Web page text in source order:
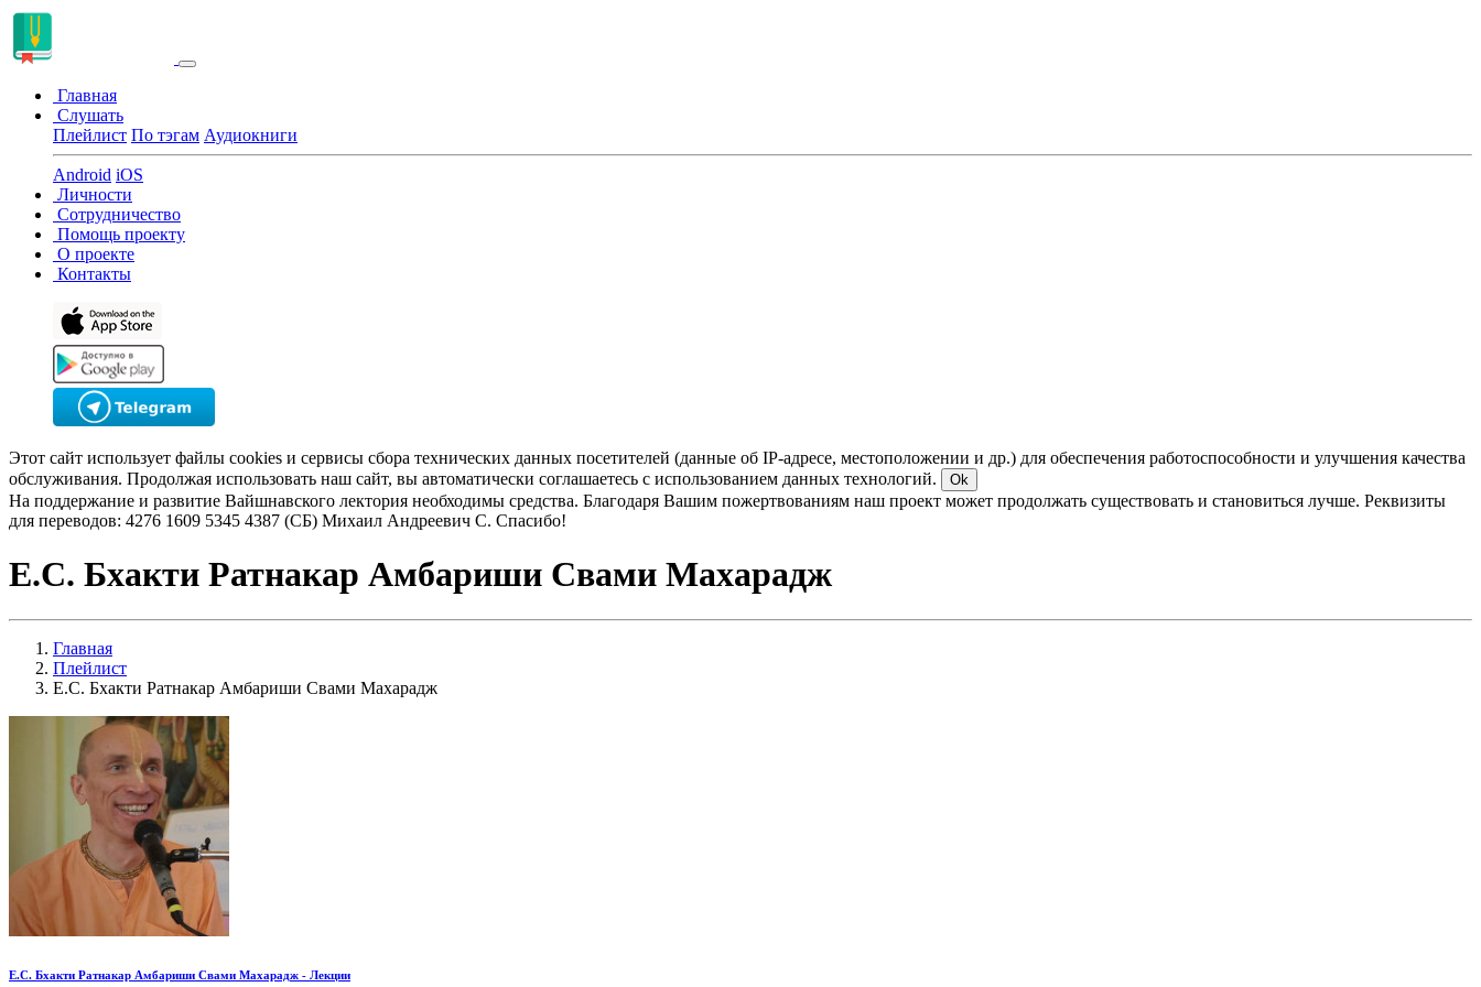
Главная
Слушать
Плейлист По тэгам Аудиокниги
Android iOS
Личности
Сотрудничество
Помощь проекту
О проекте
Контакты
Этот сайт использует файлы cookies и сервисы сбора технических данных посетителей (данные об IP-адресе, местоположении и др.) для обеспечения работоспособности и улучшения качества
обслуживания. Продолжая использовать наш сайт, вы автоматически соглашаетесь с использованием данных технологий.
Ok
На поддержание и развитие Вайшнавского лектория необходимы средства. Благодаря Вашим пожертвованиям наш проект может продолжать существовать и становиться лучше. Реквизиты
для переводов: 4276 1609 5345 4387 (СБ) Михаил Андреевич С. Спасибо!
Е.С. Бхакти Ратнакар Амбариши Свами Махарадж
Главная
Плейлист
Е.С. Бхакти Ратнакар Амбариши Свами Махарадж
Е.С. Бхакти Ратнакар Амбариши Свами Махарадж - Лекции